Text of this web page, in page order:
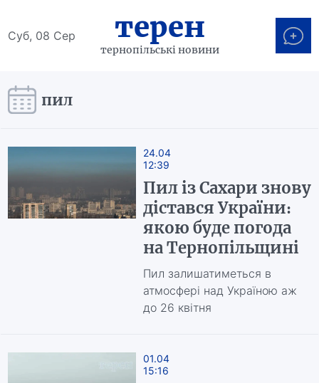
Суб, 08 Сер терен
тернопільські новини
пил
24.04
12:39
Пил із Сахари знову
дістався України:
якою буде погода
на Тернопільщині
Пил залишатиметься в
атмосфері над Україною аж
до 26 квітня
01.04
15:16